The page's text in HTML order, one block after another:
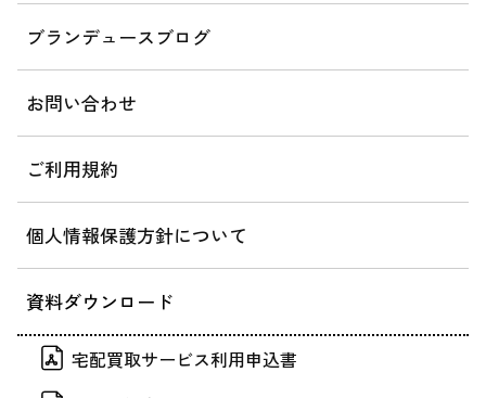
ブランデュースブログ
お問い合わせ
ご利用規約
個人情報保護方針について
資料ダウンロード
宅配買取サービス利用申込書